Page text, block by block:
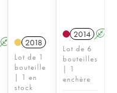
A T 2018
Lot de 1
bouteille
| 1 en
stock
2014 A
Lot de 6
bouteilles
| 1
enchère